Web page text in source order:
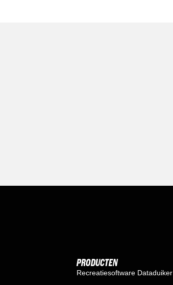
PRODUCTEN
Recreatiesoftware Dataduiker